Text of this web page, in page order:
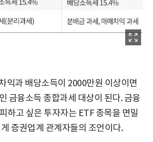
익과 배당소득이 2000만원 이상이면
금융소득 종합과세 대상이 된다. 금융
하고 싶은 투자자는 ETF 종목을 면밀
증권업계 관계자들의 조언이다.